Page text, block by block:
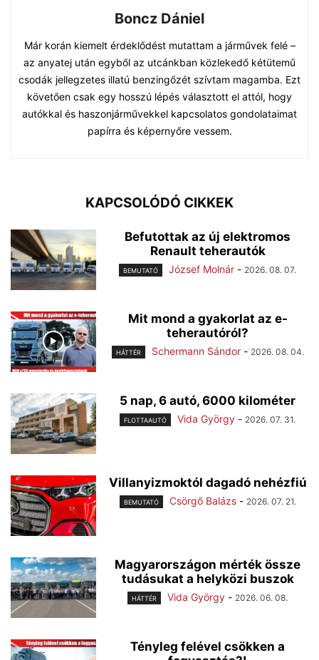
Boncz Dániel
Már korán kiemelt érdeklődést mutattam a járművek felé –
az anyatej után egyből az utcánkban közlekedő kétütemű
csodák jellegzetes illatú benzingőzét szívtam magamba. Ezt
követően csak egy hosszú lépés választott el attól, hogy
autókkal és haszonjárművekkel kapcsolatos gondolataimat
papírra és képernyőre vessem.
KAPCSOLÓDÓ CIKKEK
Befutottak az új elektromos
Renault teherautók
BEMUTATÓ József Molnár - 2026. 08. 07.
Mit mond a gyakorlat az e-
teherautóról?
HÁTTÉR Schermann Sándor - 2026. 08. 04.
5 nap, 6 autó, 6000 kilométer
FLOTTAAUTÓ Vida György - 2026. 07. 31.
Villanyizmoktól dagadó nehézfiú
BEMUTATÓ Csörgő Balázs - 2026. 07. 21.
Magyarországon mérték össze
tudásukat a helyközi buszok
HÁTTÉR Vida György - 2026. 06. 08.
Tényleg felével csökken a